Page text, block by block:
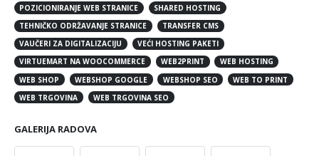
POZICIONIRANJE WEB STRANICE
SHARED HOSTING
TEHNIČKO ODRŽAVANJE STRANICE
TRANSFER CMS
VAUČERI ZA DIGITALIZACIJU
VEĆI HOSTING PAKETI
VIRTUEMART NA WOOCOMMERCE
WEB2PRINT
WEB HOSTING
WEB SHOP
WEBSHOP GOOGLE WEBSHOP SEO
WEB TO PRINT
WEB TRGOVINA
WEB TRGOVINA SEO
GALERIJA RADOVA